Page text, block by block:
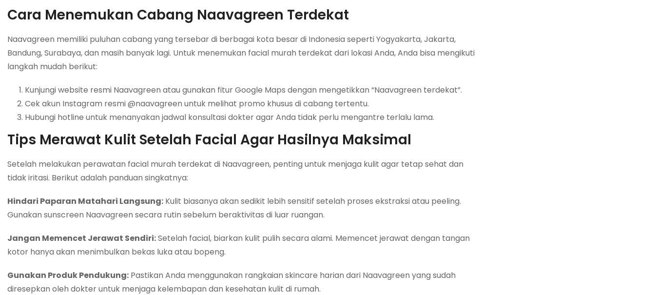
Cara Menemukan Cabang Naavagreen Terdekat
Naavagreen memiliki puluhan cabang yang tersebar di berbagai kota besar di Indonesia seperti Yogyakarta, Jakarta,
Bandung, Surabaya, dan masih banyak lagi. Untuk menemukan facial murah terdekat dari lokasi Anda, Anda bisa mengikuti
langkah mudah berikut:
Kunjungi website resmi Naavagreen atau gunakan fitur Google Maps dengan mengetikkan “Naavagreen terdekat”.
Cek akun Instagram resmi @naavagreen untuk melihat promo khusus di cabang tertentu.
Hubungi hotline untuk menanyakan jadwal konsultasi dokter agar Anda tidak perlu mengantre terlalu lama.
Tips Merawat Kulit Setelah Facial Agar Hasilnya Maksimal
Setelah melakukan perawatan facial murah terdekat di Naavagreen, penting untuk menjaga kulit agar tetap sehat dan
tidak iritasi. Berikut adalah panduan singkatnya:
Hindari Paparan Matahari Langsung: Kulit biasanya akan sedikit lebih sensitif setelah proses ekstraksi atau peeling.
Gunakan sunscreen Naavagreen secara rutin sebelum beraktivitas di luar ruangan.
Jangan Memencet Jerawat Sendiri:Setelah facial, biarkan kulit pulih secara alami. Memencet jerawat dengan tangan
kotor hanya akan menimbulkan bekas luka atau bopeng.
Gunakan Produk Pendukung: Pastikan Anda menggunakan rangkaian skincare harian dari Naavagreen yang sudah
diresepkan oleh dokter untuk menjaga kelembapan dan kesehatan kulit di rumah.